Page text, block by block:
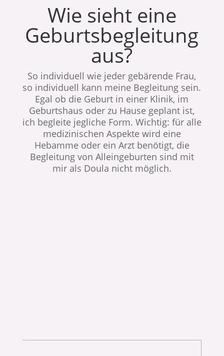
Wie sieht eine
Geburtsbegleitung
aus?
So individuell wie jeder gebärende Frau,
so individuell kann meine Begleitung sein.
Egal ob die Geburt in einer Klinik, im
Geburtshaus oder zu Hause geplant ist,
ich begleite jegliche Form. Wichtig: für alle
medizinischen Aspekte wird eine
Hebamme oder ein Arzt benötigt, die
Begleitung von Alleingeburten sind mit
mir als Doula nicht möglich.